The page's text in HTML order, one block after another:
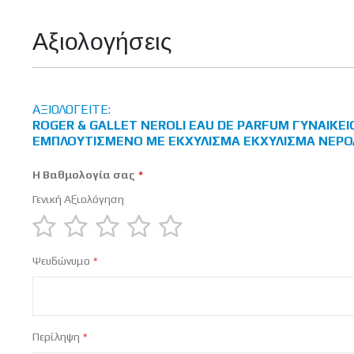
Αξιολογήσεις
ΑΞΙΟΛΟΓΕΊΤΕ:
ROGER & GALLET NEROLI EAU DE PARFUM
ΕΜΠΛΟΥΤΙΣΜΈΝΟ ΜΕ ΕΚΧΎΛΙΣΜΑ ΕΚΧΎΛΙΣΜΑ
Η Βαθμολογία σας
Γενική Αξιολόγηση
star
stars
stars
stars
stars
Ψευδώνυμο
Περίληψη